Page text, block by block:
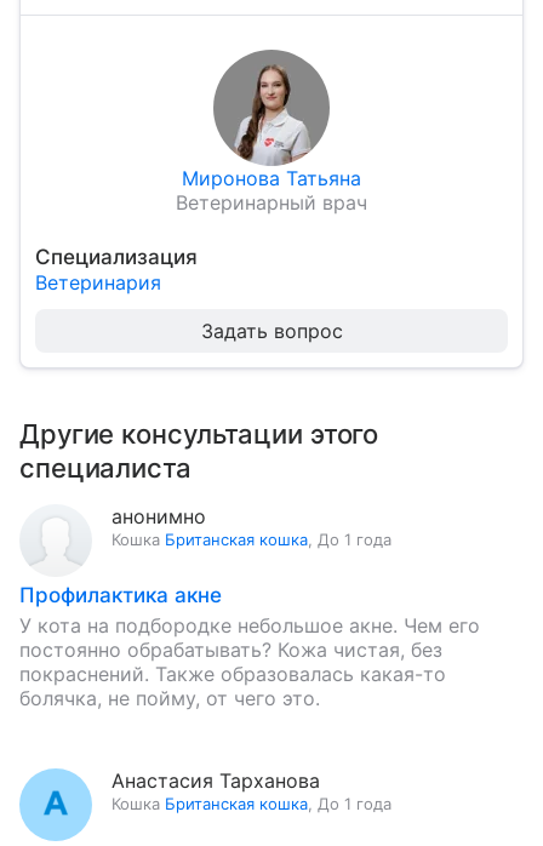
Миронова Татьяна
Ветеринарный врач
Специализация
Ветеринария
Задать вопрос
Другие консультации этого
специалиста
анонимно
Кошка Британская кошка До 1 года
Профилактика акне
У кота на подбородке небольшое акне. Чем его
постоянно обрабатывать? Кожа чистая, без
покраснений. Также образовалась какая-то
болячка, не пойму, от чего это.
Анастасия Тарханова
Кошка Британская кошка До 1 года